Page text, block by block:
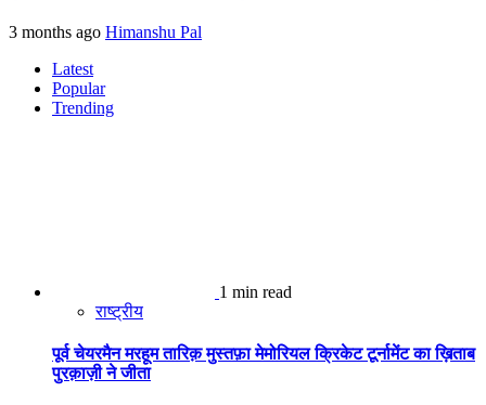
3 months ago Himanshu Pal
Latest
Popular
Trending
1 min read
राष्ट्रीय
पूर्व चेयरमैन मरहूम तारिक़ मुस्तफ़ा मेमोरियल क्रिकेट टूर्नामेंट का ख़िताब
पुरक़ाज़ी ने जीता